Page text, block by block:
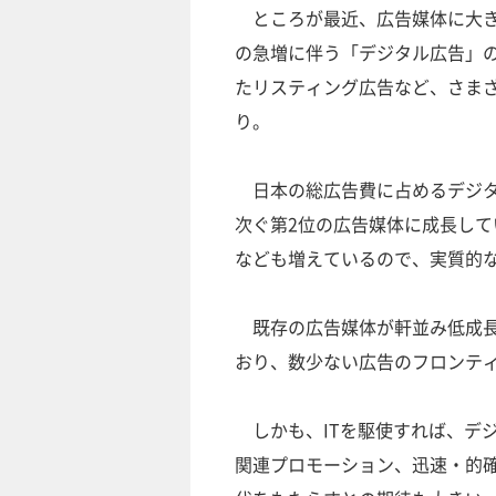
ところが最近、広告媒体に大
の急増に伴う「デジタル広告」
たリスティング広告など、さま
り。
日本の総広告費に占めるデジ
次ぐ第2位の広告媒体に成長し
なども増えているので、実質的
既存の広告媒体が軒並み低成
おり、数少ない広告のフロンテ
しかも、ITを駆使すれば、デ
関連プロモーション、迅速・的